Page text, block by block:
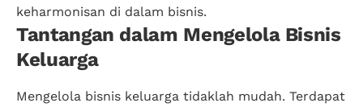
keharmonisan di dalam bisnis.
Tantangan dalam Mengelola Bisnis
Keluarga
Mengelola bisnis keluarga tidaklah mudah. Terdapat